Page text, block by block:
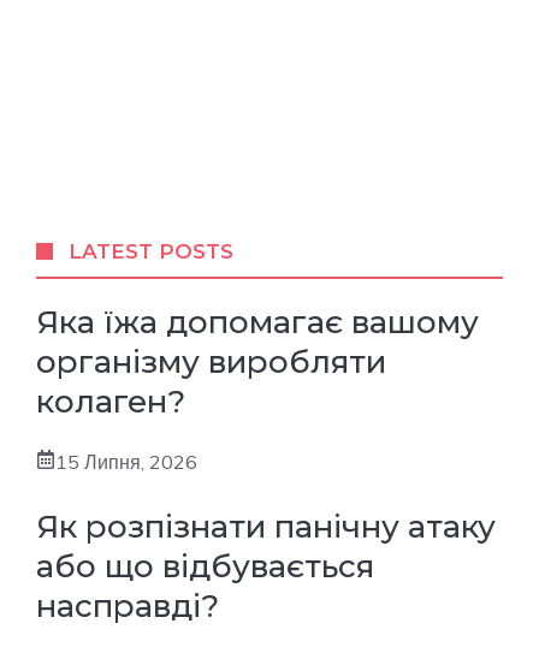
LATEST POSTS
Яка їжа допомагає вашому
організму виробляти
колаген?
15 Липня, 2026
Як розпізнати панічну атаку
або що відбувається
насправді?